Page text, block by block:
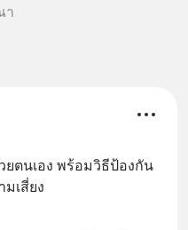
า
ตนเอง พร้อมวิธีป้องกัน
เสี่ยง